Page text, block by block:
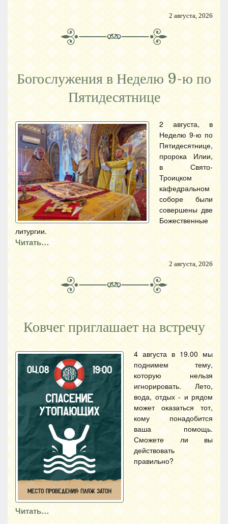
2 августа, 2026
Богослужения в Неделю 9-ю по
Пятидесятнице
2 августа, в
Неделю 9-ю по
Пятидесятнице,
пророка Илии,
в Свято-
Троицком
кафедральном
соборе были
совершены две
Божественные
литургии.
Читать…
2 августа, 2026
Ковчег приглашает на встречу
4 августа в 19.00 мы
поднимем тему,
которую нельзя
игнорировать. Лето,
вода, отдых - и рядом
может оказаться тот,
кому понадобится
ваша помощь.
Сможете ли вы
действовать
правильно?
Читать…